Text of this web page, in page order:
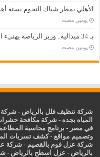
الأهلي يمطر شباك النجوم بستة
‏يومين مضت
بـ 34 ميدالية.. وزير الرياضة يهنيء اتحاد الشطرنج بتصدر البطولة العربية
‏يومين مضت
شركة تنظيف فلل بالرياض -شركة
المياه بجده -شركة مكافحة
في مصر - برنامج محاسبة
وتصميم مواقع -كشف تسربات
شركة عزل فوم بالقصيم -شركة
بالرياض - عزل اسطح بالرياض -